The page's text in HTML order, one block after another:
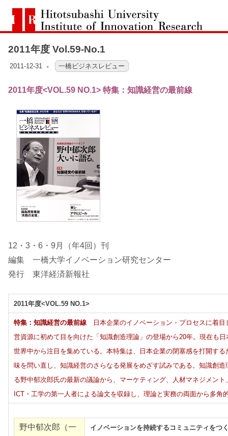
テ
橋
セ
ン
タ
ー
Hitotsubashi
Institute
of
Innovation
Research
2011年度 Vol.59-No.1
2011-12-31 OFO3_TESTIIR
一橋ビジネスレビュー
2011年度<VOL.59 NO.1> 特集：知識経営の最前線
12・3・6・9月（年4回）刊
編集 一橋大学イノベーション研究センター
発行 東洋経済新報社
2011年度<VOL.59 NO.1>
特集：知識経営の最前線日本企業のイノベーション・プロセスに着目
営資源に初めて目を向けた「知識創造理論」の登場から20年。現在も
世界中から注目を集めている。本特集は、日本企業の閉塞感を打開する
味を問い直し、知識経営のさらなる発展をめざす試みである。知識創造
る野中郁次郎氏の最新の議論から、マーケティング、人材マネジメント
ICT・工学の第一人者による論文を収録し、理論と実務の両面から多角
野中郁次郎（一
イノベーションを持続するコミュニティをつ